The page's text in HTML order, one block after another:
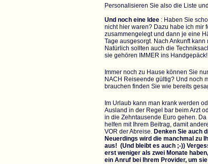
Personalisieren Sie also die Liste
Und noch eine Idee : Haben Sie
nicht hier waren? Dazu habe ich mir
zusammengelegt und dann je eine
Tage ausgesorgt. Nach Ankunft
Natürlich sollten auch die
sie gehören IMMER ins
Immer noch zu Hause können Sie
NACH Reiseende gültig? Und noch
brauchen finden Sie wie bereits
Im Urlaub kann man krank werden
Ausland in der Regel bar beim Arzt
in die Zehntausende Euro gehen.
helfen mit Ihrem Beitrag, damit
VOR der Abreise. Denken Sie auch
Neuerdings wird die manchmal zu
aus! (Und bleibt es auch ;-))
erst weniger als zwei Monate
ein Anruf bei Ihrem Provider, um